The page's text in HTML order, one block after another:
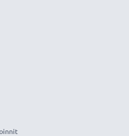
suodinkierteeseen
CELLONIC 3 vuoden